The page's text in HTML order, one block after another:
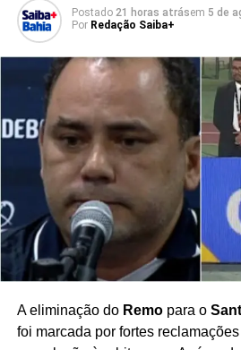
Enquanto o mercado da bola
Flamengo continua em busca de
equipe competitiva nas
temporada . Caso a negociação
poderá se tornar um dos reforços
clube neste período de
Redação
Postado 21 horas atrásem 5 de
Por Redação Saiba+
A eliminação do Remopara o
foi marcada por fortes